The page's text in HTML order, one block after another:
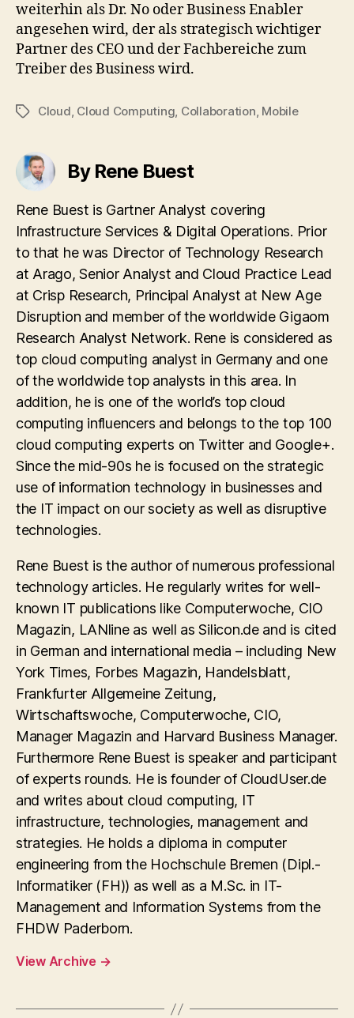
weiterhin als Dr. No oder Business Enabler
angesehen wird, der als strategisch wichtiger
Partner des CEO und der Fachbereiche zum
Treiber des Business wird.
TagsCloud, Cloud Computing, Collaboration, Mobile
By Rene Buest
Rene Buest is Gartner Analyst covering
Infrastructure Services & Digital Operations. Prior
to that he was Director of Technology Research
at Arago, Senior Analyst and Cloud Practice Lead
at Crisp Research, Principal Analyst at New Age
Disruption and member of the worldwide Gigaom
Research Analyst Network. Rene is considered as
top cloud computing analyst in Germany and one
of the worldwide top analysts in this area. In
addition, he is one of the world’s top cloud
computing influencers and belongs to the top 100
cloud computing experts on Twitter and Google+.
Since the mid-90s he is focused on the strategic
use of information technology in businesses and
the IT impact on our society as well as disruptive
technologies.
Rene Buest is the author of numerous professional
technology articles. He regularly writes for well-
known IT publications like Computerwoche, CIO
Magazin, LANline as well as Silicon.de and is cited
in German and international media – including New
York Times, Forbes Magazin, Handelsblatt,
Frankfurter Allgemeine Zeitung,
Wirtschaftswoche, Computerwoche, CIO,
Manager Magazin and Harvard Business Manager.
Furthermore Rene Buest is speaker and participant
of experts rounds. He is founder of CloudUser.de
and writes about cloud computing, IT
infrastructure, technologies, management and
strategies. He holds a diploma in computer
engineering from the Hochschule Bremen (Dipl.-
Informatiker (FH)) as well as a M.Sc. in IT-
Management and Information Systems from the
FHDW Paderborn.
View Archive →